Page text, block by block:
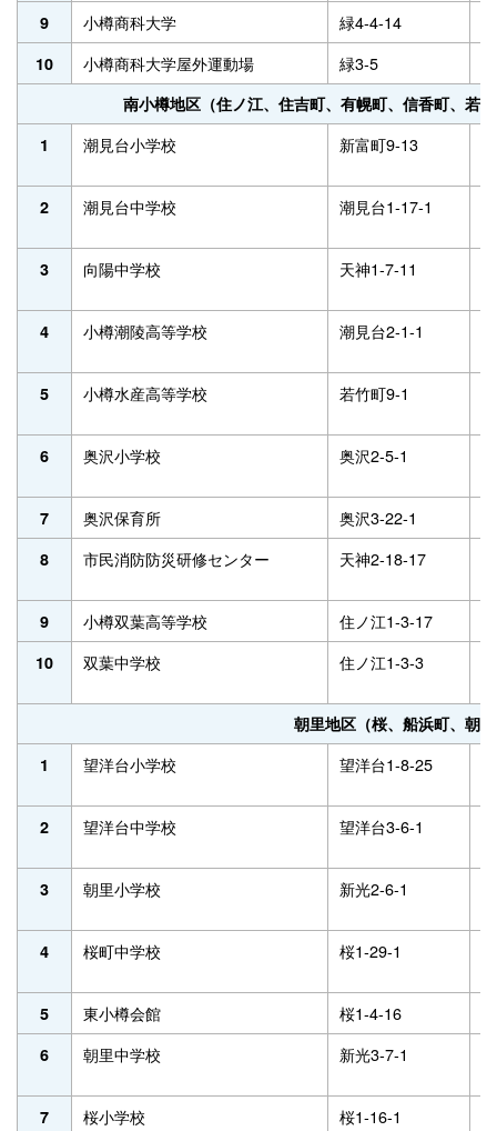
9 小樽商科大学 緑4-4-14
10 小樽商科大学屋外運動場 緑3-5
南小樽地区（住ノ江、住吉町、有幌町、信香町、若
1
潮見台小学校 新富町9-13
2 潮見台中学校 潮見台1-17-1
3 向陽中学校 天神1-7-11
4 小樽潮陵高等学校 潮見台2-1-1
5 小樽水産高等学校 若竹町9-1
6 奥沢小学校 奥沢2-5-1
7 奥沢保育所 奥沢3-22-1
8 市民消防防災研修センター 天神2-18-17
9 小樽双葉高等学校 住ノ江1-3-17
10 双葉中学校 住ノ江1-3-3
朝里地区（桜、船浜町、朝
1
望洋台小学校 望洋台1-8-25
2 望洋台中学校 望洋台3-6-1
3 朝里小学校 新光2-6-1
4 桜町中学校 桜1-29-1
5 東小樽会館 桜1-4-16
6 朝里中学校 新光3-7-1
7 桜小学校 桜1-16-1